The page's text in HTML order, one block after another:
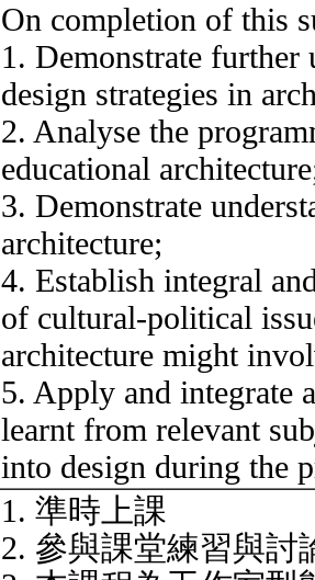
On completion of this
1. Demonstrate
design strategies in
2. Analyse the
educational
3. Demonstrate
architecture;
4. Establish integral
of cultural-political
architecture might
5. Apply and integrate
learnt from relevant
into design during the
1. 準時上課
2. 參與課堂練習與討